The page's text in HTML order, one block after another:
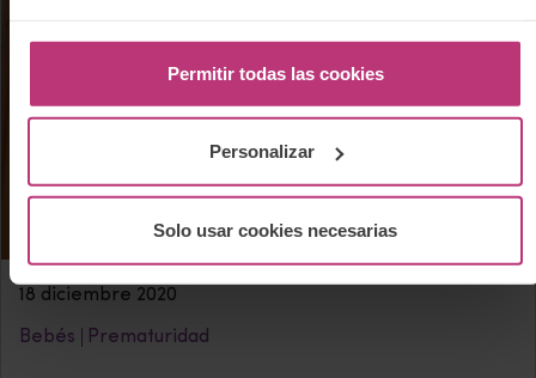
Permitir todas las cookies
Personalizar
Solo usar cookies necesarias
18 diciembre 2020
Bebés Prematuridad